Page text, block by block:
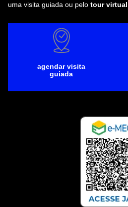
uma visita guiada ou pelo tour virtual
agendar visita
guiada